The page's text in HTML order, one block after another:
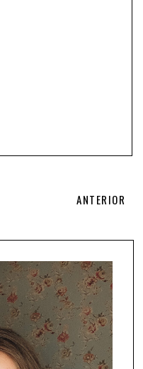
ANTERIOR